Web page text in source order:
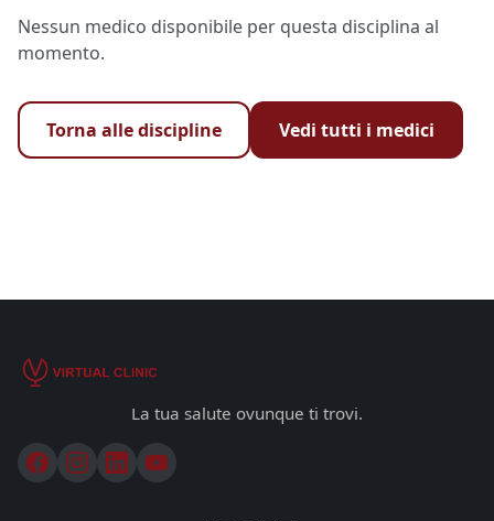
Nessun medico disponibile per questa disciplina al
momento.
Torna alle discipline Vedi tutti i medici
La tua salute ovunque ti trovi.